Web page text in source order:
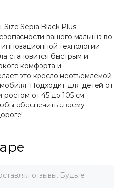
Size Sepia Black Plus -
вашего малыша во
технологии
становится быстрым и
комфорта и
это кресло неотъемлемой
Подходит для детей от
ростом от 45 до 105 см.
обеспечить своему
отзывы. Будьте